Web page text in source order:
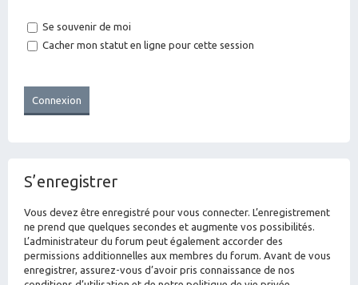
Se souvenir de moi
Cacher mon statut en ligne pour cette session
S’enregistrer
Vous devez être enregistré pour vous connecter. L’enregistrement
ne prend que quelques secondes et augmente vos possibilités.
L’administrateur du forum peut également accorder des
permissions additionnelles aux membres du forum. Avant de vous
enregistrer, assurez-vous d’avoir pris connaissance de nos